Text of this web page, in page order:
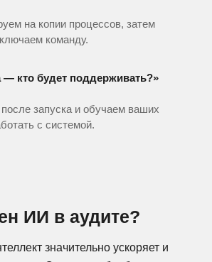
на копии процессов, затем
команду.
— кто будет поддерживать?»
запуска и обучаем ваших
с системой.
ИИ в аудите?
значительно ускоряет и